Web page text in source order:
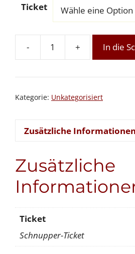
Ticket
- + In die
Kategorie: Unkategorisiert
Zusätzliche Informationen
Zusätzliche
Ticket
Schnupper-Ticket